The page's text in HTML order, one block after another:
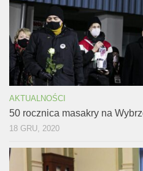
AKTUALNOŚCI
50 rocznica masakry na
18 GRU, 2020